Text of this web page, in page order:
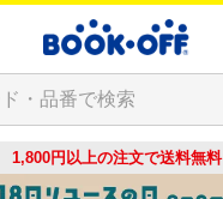
1,800円以上の注文で送料無料